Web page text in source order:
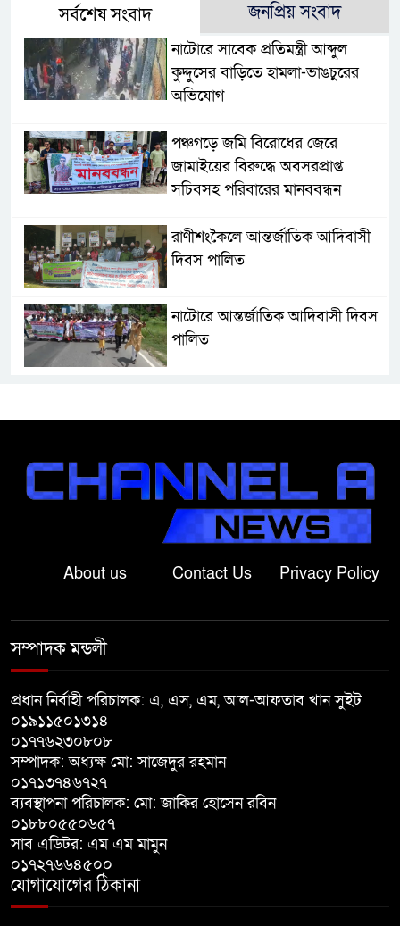
সর্বশেষ সংবাদ জনপ্রিয় সংবাদ
নাটোরে সাবেক প্রতিমন্ত্রী আব্দুল
কুদ্দুসের বাড়িতে হামলা-ভাঙচুরের
অভিযোগ
পঞ্চগড়ে জমি বিরোধের জেরে
জামাইয়ের বিরুদ্ধে অবসরপ্রাপ্ত
সচিবসহ পরিবারের মানববন্ধন
রাণীশংকৈলে আন্তর্জাতিক আদিবাসী
দিবস পালিত
নাটোরে আন্তর্জাতিক আদিবাসী দিবস
পালিত
গ্রামবাসীর, মুষ্টি চাল ও স্বেচ্ছাশ্রমে এক
অসুস্থ রাবি শিক্ষার্থীকে এয়ার
অ্যাম্বুলেন্সে ঢাকায় পাঠানো হলো
বাগাতিপাড়ায় কপোতাক্ষ এক্সপ্রেসের
ক্ষতি প্রায় ৭ লাখ টাকা
সভাপতি কাজী আল তারিক গ্রেপ্তার
বাজারের আনুষ্ঠানিক কার্যক্রম শুরু
About us Contact Us Privacy Policy
সম্পাদক মন্ডলী
প্রধান নির্বাহী পরিচালক: এ, এস, এম, আল-আফতাব খান সুইট
০১৯১১৫০১৩১৪
০১৭৭৬২৩০৮০৮
সম্পাদক: অধ্যক্ষ মো: সাজেদুর রহমান
০১৭১৩৭৪৬৭২৭
ব্যবস্থাপনা পরিচালক: মো: জাকির হোসেন রবিন
০১৮৮০৫৫০৬৫৭
সাব এডিটর: এম এম মামুন
০১৭২৭৬৬৪৫০০
যোগাযোগের ঠিকানা